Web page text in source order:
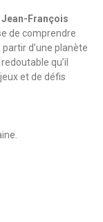
Jean-François
de comprendre
d’une planète
qu’il
et de défis